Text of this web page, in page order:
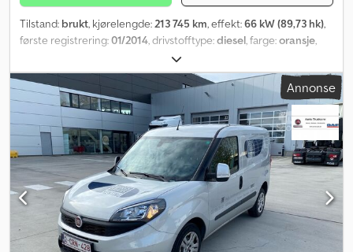
Tilstand: brukt, kjørelengde:213 745 km, effekt:66 kW (89,73 hk),
første registrering:01/2014, drivstofftype:diesel, farge:oransje,
aircondition, har hatt en ulykke
Annonse